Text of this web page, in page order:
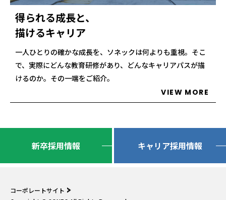
得られる成長と、
描けるキャリア
一人ひとりの確かな成長を、ソネックは何よりも重視。そこ
で、実際にどんな教育研修があり、どんなキャリアパスが描
けるのか。その一端をご紹介。
VIEW MORE
新卒採用情報 キャリア採用情報
コーポレートサイト